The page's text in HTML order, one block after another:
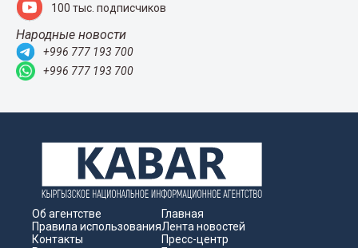
100 тыс. подписчиков
Народные новости
+996 777 193 700
+996 777 193 700
Об агентстве
Правила использования
Контакты
Главная
Лента новостей
Пресс-центр